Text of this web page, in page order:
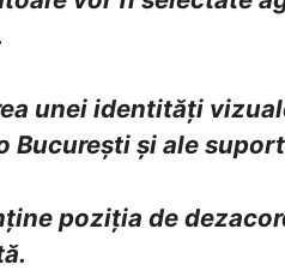
unei identități
București și ale
poziția de